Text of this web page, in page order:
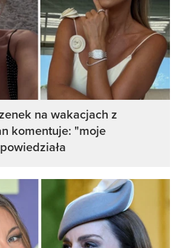
na wakacjach z
komentuje: "moje